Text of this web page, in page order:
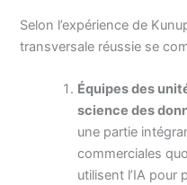
Selon l’expérience de
transversale réussie se
Équipes des
science des
une partie
commerciales
utilisent l’IA pour